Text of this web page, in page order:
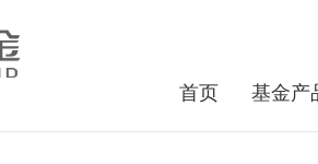
首页 基金产